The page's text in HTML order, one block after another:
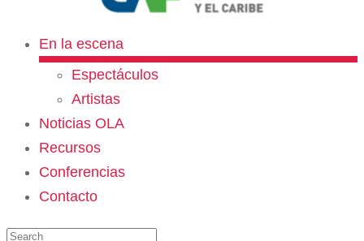
En la escena
Espectáculos
Artistas
Noticias OLA
Recursos
Conferencias
Contacto